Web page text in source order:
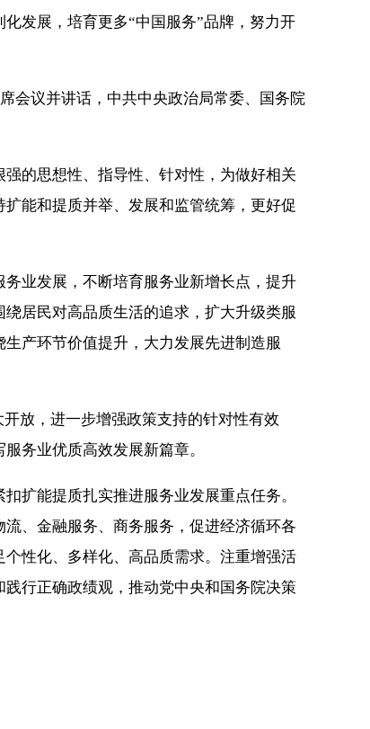
发展，培育更多“中国服务”品牌，努力开
议并讲话，中共中央政治局常委、国务院
的思想性、指导性、针对性，为做好相关
能和提质并举、发展和监管统筹，更好促
业发展，不断培育服务业新增长点，提升
居民对高品质生活的追求，扩大升级类服
产环节价值提升，大力发展先进制造服
放，进一步增强政策支持的针对性有效
务业优质高效发展新篇章。
能提质扎实推进服务业发展重点任务。
、金融服务、商务服务，促进经济循环各
性化、多样化、高品质需求。注重增强活
行正确政绩观，推动党中央和国务院决策